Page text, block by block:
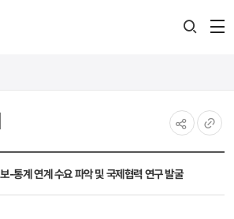
-통계 연계 수요 파악 및 국제협력 연구 발굴